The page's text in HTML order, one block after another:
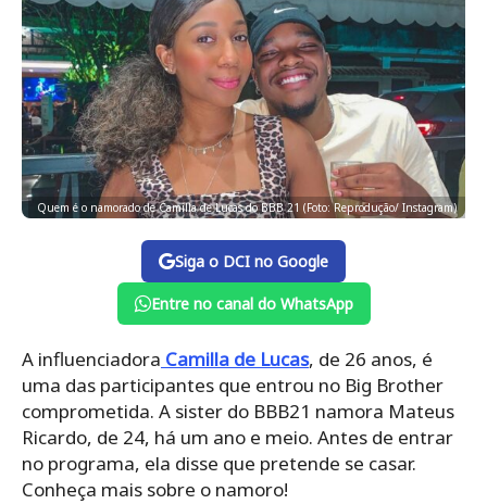
Quem é o namorado de Camilla de Lucas do BBB 21 (Foto: Reprodução/ Instagram)
Siga o DCI no Google
Entre no canal do WhatsApp
A influenciadora Camilla de Lucas, de 26 anos, é
uma das participantes que entrou no Big Brother
comprometida. A sister do BBB21 namora Mateus
Ricardo, de 24, há um ano e meio. Antes de entrar
no programa, ela disse que pretende se casar.
Conheça mais sobre o namoro!